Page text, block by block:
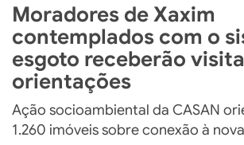
Moradores de Xaxim
contemplados com o
esgoto receberão
orientações
Ação socioambiental da CASAN
1.260 imóveis sobre conexão à